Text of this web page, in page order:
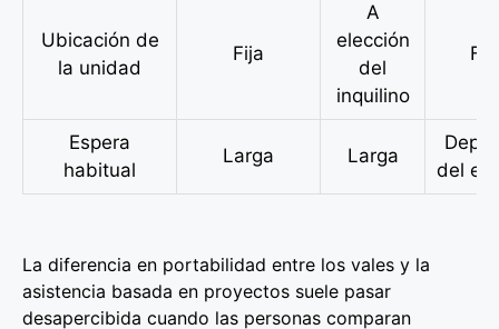
Ubicación de
la unidad
Fija
A
elección
del
inquilino
Espera
habitual
Larga Larga
del
La diferencia en portabilidad entre los vales y la
asistencia basada en proyectos suele pasar
desapercibida cuando las personas comparan